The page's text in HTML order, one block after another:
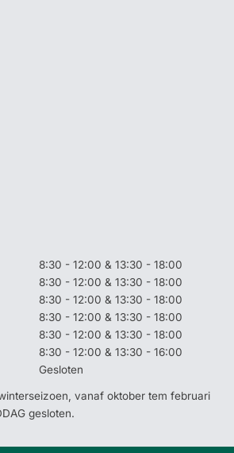
8:30 - 12:00 & 13:30 - 18:00
8:30 - 12:00 & 13:30 - 18:00
8:30 - 12:00 & 13:30 - 18:00
8:30 - 12:00 & 13:30 - 18:00
8:30 - 12:00 & 13:30 - 18:00
8:30 - 12:00 & 13:30 - 16:00
Gesloten
vanaf oktober tem februari
gesloten.